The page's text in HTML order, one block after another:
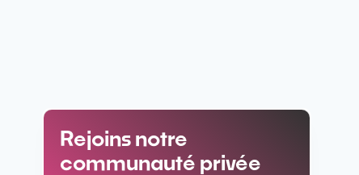
Rejoins notre
communauté privée